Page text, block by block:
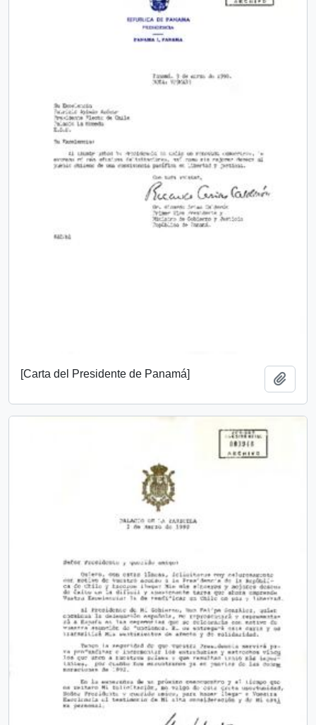
[Carta del Presidente de Panamá]